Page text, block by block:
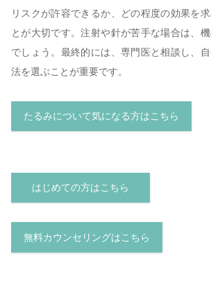
リスクが許容できるか、どの程度の効果を
とが大切です。注射や針が苦手な場合は、
でしょう。最終的には、専門医と相談し、
法を選ぶことが重要です。
たるみについて気になる方はこちら
はじめての方はこちら
無料カウンセリングはこちら